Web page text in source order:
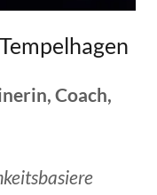
Coach,